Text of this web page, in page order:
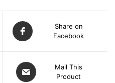
Share on
Facebook
Mail This
Product